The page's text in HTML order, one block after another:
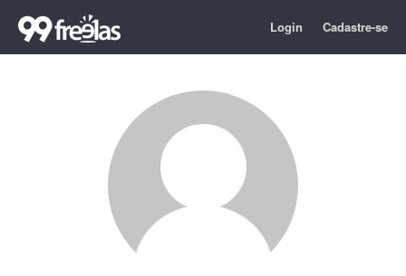
Login Cadastre-se